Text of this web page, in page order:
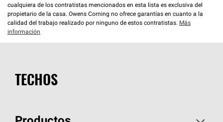
cualquiera de los contratistas mencionados en esta lista es exclusiva del
propietario de la casa. Owens Corning no ofrece garantías en cuanto a la
calidad del trabajo realizado por ninguno de estos contratistas. Más
información
TECHOS